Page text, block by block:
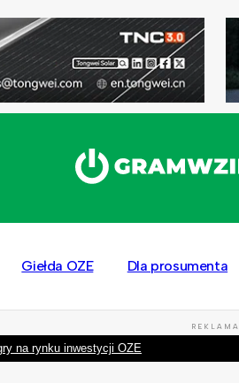
Giełda OZE Dla prosumenta
REKLAMA
na rynku inwestycji OZE